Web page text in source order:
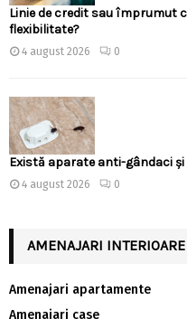
Linie de credit sau împrumut
flexibilitate?
4 august 2026 0
Există aparate anti-gândaci și
4 august 2026 0
AMENAJARI INTERIOARE
Amenajari apartamente
Amenajari case